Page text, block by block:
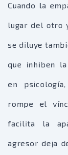
Cuando la
lugar del otro
se diluye
que inhiben la
en
rompe el
facilita la
agresor deja